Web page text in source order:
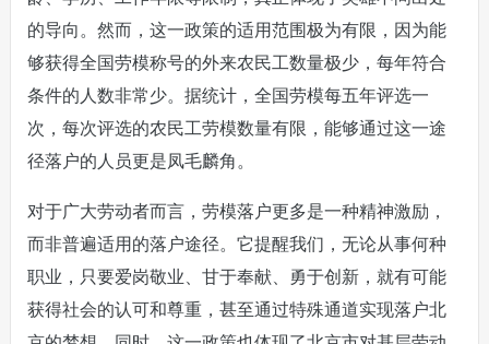
的导向。然而，这一政策的适用范围极为有限，因为能
够获得全国劳模称号的外来农民工数量极少，每年符合
条件的人数非常少。据统计，全国劳模每五年评选一
次，每次评选的农民工劳模数量有限，能够通过这一途
径落户的人员更是凤毛麟角。
对于广大劳动者而言，劳模落户更多是一种精神激励，
而非普遍适用的落户途径。它提醒我们，无论从事何种
职业，只要爱岗敬业、甘于奉献、勇于创新，就有可能
获得社会的认可和尊重，甚至通过特殊通道实现落户北